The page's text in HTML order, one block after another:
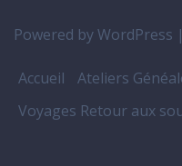
Powered by WordPress |
Accueil
Ateliers
Voyages Retour aux